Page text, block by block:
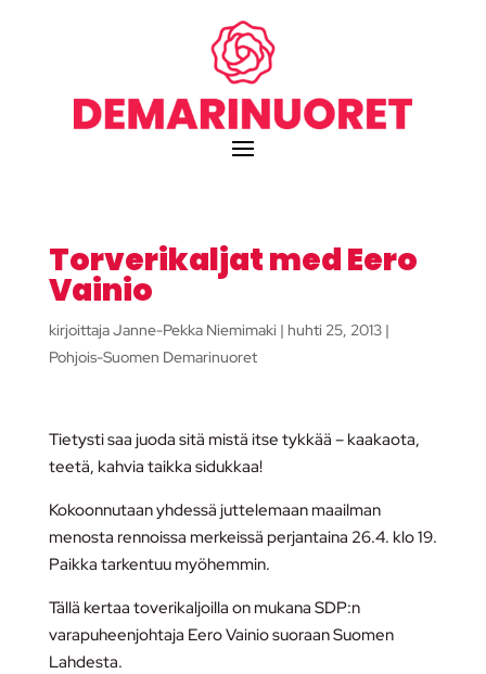
Torverikaljat med Eero
Vainio
kirjoittajaJanne-Pekka Niemimaki | huhti 25, 2013|
Pohjois-Suomen Demarinuoret
Tietysti saa juoda sitä mistä itse tykkää – kaakaota,
teetä, kahvia taikka sidukkaa!
Kokoonnutaan yhdessä juttelemaan maailman
menosta rennoissa merkeissä perjantaina 26.4. klo 19.
Paikka tarkentuu myöhemmin.
Tällä kertaa toverikaljoilla on mukana SDP:n
varapuheenjohtaja Eero Vainio suoraan Suomen
Lahdesta.